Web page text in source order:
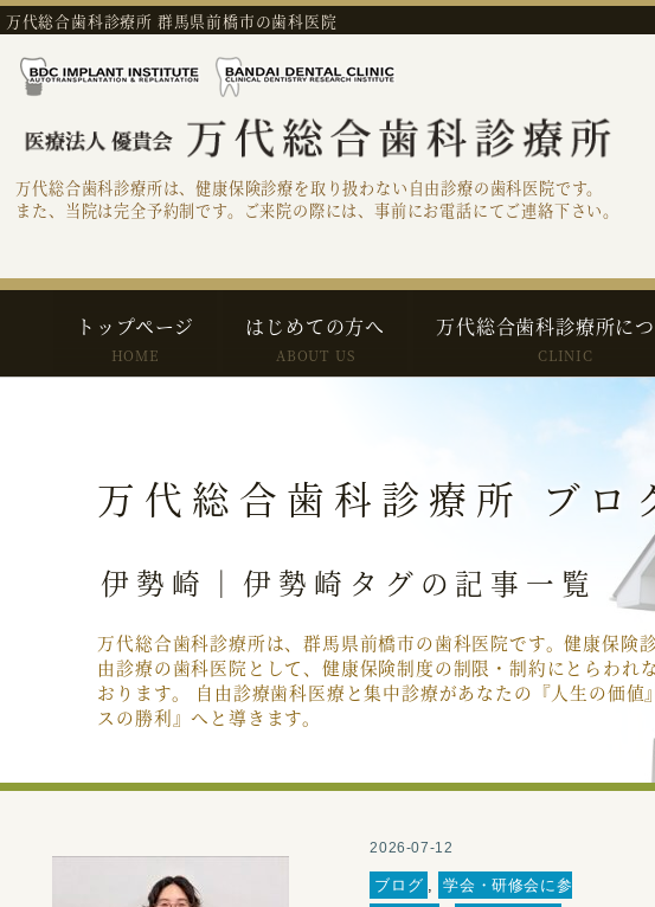
万代総合歯科診療所 群馬県前橋市の歯科医院
万代総合歯科診療所は、健康保険診療を取り扱わない自由診療の歯科医院です。
また、当院は完全予約制です。ご来院の際には、事前にお電話にてご連絡下さい。
トップページ
HOME
はじめての方へ
ABOUT US
万代総合歯科診療所に
CLINIC
万代総合歯科診療所 ブロ
伊勢崎｜伊勢崎タグの記事一覧
万代総合歯科診療所は、群馬県前橋市の歯科医院です。健康保険
由診療の歯科医院として、健康保険制度の制限・制約にとらわれ
おります。 自由診療歯科医療と集中診療があなたの『人生の価値
スの勝利』へと導きます。
2026-07-12
ブログ ,
学会・研修会に参